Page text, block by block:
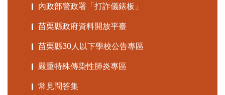
內政部警政署「打詐儀錶板」
苗栗縣政府資料開放平臺
苗栗縣30人以下學校公告專區
嚴重特殊傳染性肺炎專區
常見問答集